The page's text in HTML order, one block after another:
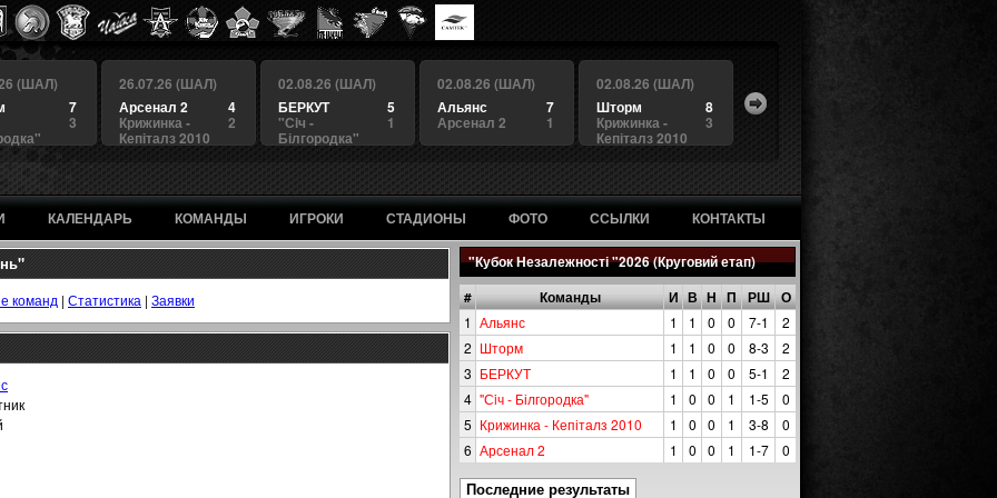
(ШАЛ)
7
3
26.07.26 (ШАЛ)
4
Арсенал 2
2
Крижинка -
Кепіталз 2010
02.08.26 (ШАЛ)
5
БЕРКУТ
1
"Сiч -
Білгородка"
02.08.26 (ШАЛ)
7
Альянс
1
Арсенал 2
02.08.26 (ШАЛ)
8
Шторм
3
Крижинка -
Кепіталз 2010
КАЛЕНДАРЬ КОМАНДЫ ИГРОКИ СТАДИОНЫ ФОТО ССЫЛКИ КОНТАКТЫ
"Кубок Незалежності "2026 (Круговий етап)
# Команды И В Н П РШ О
1 Альянс 1 1 0 0 7-1
2
2 Шторм 1 1 0 0 8-3
2
3 БЕРКУТ 1 1 0 0 5-1
2
4 "Сiч - Білгородка" 1 0 0 1 1-5
0
5 Крижинка - Кепіталз 2010 1 0 0 1 3-8
0
6 Арсенал 2 1 0 0 1 1-7 0
Последние результаты
команд | Статистика | Заявки